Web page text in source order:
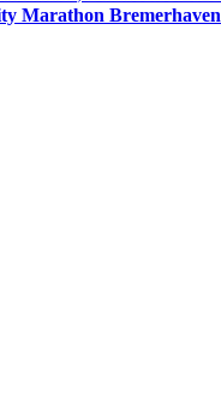
Marathon Bremerhaven